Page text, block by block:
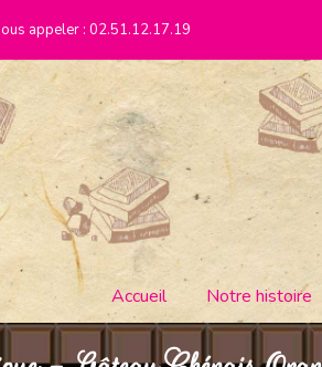
appeler : 02.51.12.17.19
Accueil Notre histoire